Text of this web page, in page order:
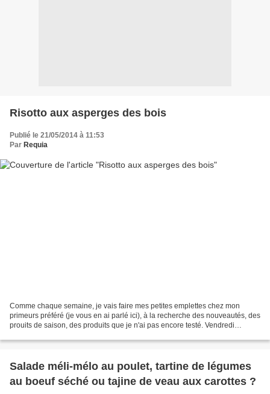
Risotto aux asperges des bois
Publié le 21/05/2014 à 11:53
Par Requia
Comme chaque semaine, je vais faire mes petites emplettes chez mon
primeurs préféré (je vous en ai parlé ici), à la recherche des nouveautés, des
prouits de saison, des produits que je n'ai pas encore testé. Vendredi
Salade méli-mélo au poulet, tartine de légumes
au boeuf séché ou tajine de veau aux carottes ?